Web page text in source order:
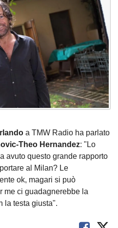
a TMW Radio ha parlato
Theo Hernandez: "Lo
avuto questo grande rapporto
al Milan? Le
ok, magari si può
me ci guadagnerebbe la
la testa giusta".